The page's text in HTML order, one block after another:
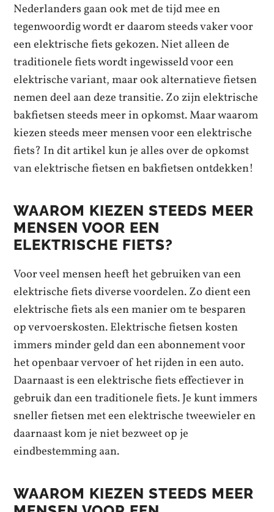
Nederlanders gaan ook met de tijd mee en
tegenwoordig wordt er daarom steeds vaker voor
een elektrische fiets gekozen. Niet alleen de
traditionele fiets wordt ingewisseld voor een
elektrische variant, maar ook alternatieve fietsen
nemen deel aan deze transitie. Zo zijn elektrische
bakfietsen steeds meer in opkomst. Maar waarom
kiezen steeds meer mensen voor een elektrische
fiets? In dit artikel kun je alles over de opkomst
van elektrische fietsen en bakfietsen ontdekken!
WAAROM KIEZEN STEEDS MEER
MENSEN VOOR EEN
ELEKTRISCHE FIETS?
Voor veel mensen heeft het gebruiken van een
elektrische fiets diverse voordelen. Zo dient een
elektrische fiets als een manier om te besparen
op vervoerskosten. Elektrische fietsen kosten
immers minder geld dan een abonnement voor
het openbaar vervoer of het rijden in een auto.
Daarnaast is een elektrische fiets effectiever in
gebruik dan een traditionele fiets. Je kunt immers
sneller fietsen met een elektrische tweewieler en
daarnaast kom je niet bezweet op je
eindbestemming aan.
WAAROM KIEZEN STEEDS MEER